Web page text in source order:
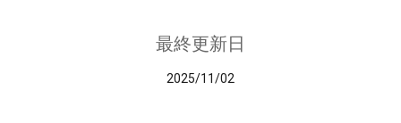
最終更新日
2025/11/02